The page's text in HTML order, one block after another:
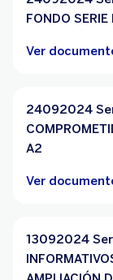
FONDO SERIE
Ver
24092024
A2
Ver
13092024